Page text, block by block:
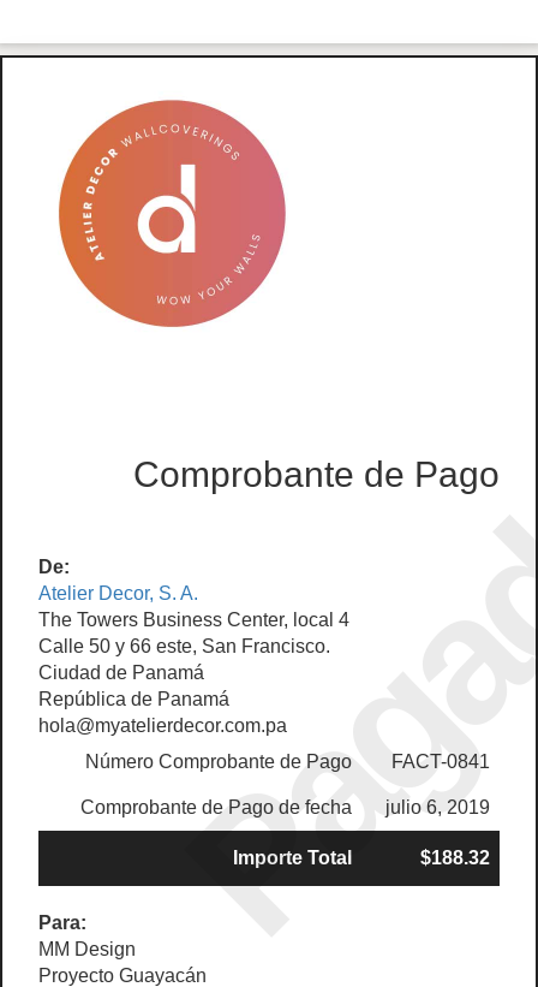
Comprobante de Pago
De:
Atelier Decor, S. A.
The Towers Business Center, local 4
Calle 50 y 66 este, San Francisco.
Ciudad de Panamá
República de Panamá
hola@myatelierdecor.com.pa
Número Comprobante de Pago
FACT-0841
Comprobante de Pago de fecha julio 6, 2019
Importe Total $188.32
Para:
MM Design
Proyecto Guayacán